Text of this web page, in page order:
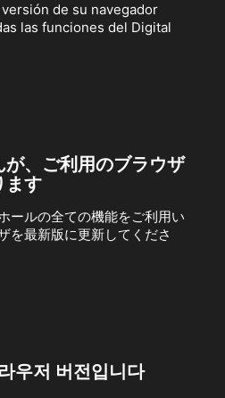
de su navegador
las funciones del Digital
、ご利用のブラウザ
ます
ールの全ての機能をご利用い
を最新版に更新してくださ
우저 버전입니다